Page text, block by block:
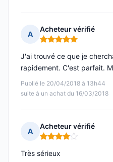
A
Acheteur vérifié
Note : 5 sur 5
Publié le 20/04/2018 à 13h44
suite à un achat du 16/03/2018
J'ai trouvé ce que je
rapidement. C'est parfait.
A
Acheteur vérifié
Note : 4 sur 5
Très sérieux